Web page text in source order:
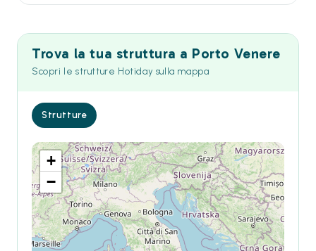
Trova la tua struttura a Porto Venere
Scopri le strutture Hotiday sulla mappa
Strutture
+
−